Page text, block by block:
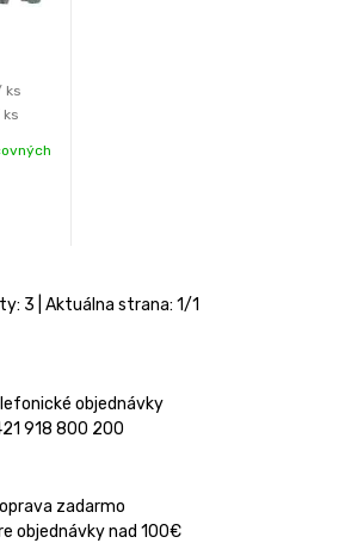
ks
ks
3 | Aktuálna strana: 1/1
objednávky
918 800 200
zadarmo
objednávky nad 100€